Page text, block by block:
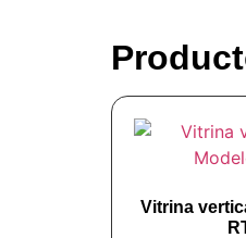
Vitrina